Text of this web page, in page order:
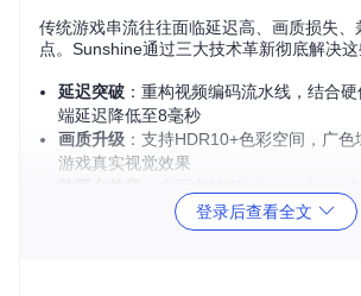
传统游戏串流往往面临延迟高、画质损失、
点。Sunshine通过三大技术革新彻底解决这
延迟突破 ：重构视频编码流水线，结合
端延迟降低至8毫秒
画质升级 ：支持HDR10+色彩空间，广
游戏真实视觉效果
现多设备无缝连接
登录后查看全文